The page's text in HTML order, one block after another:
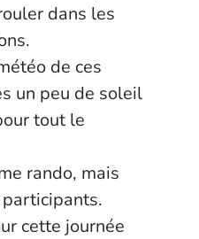
dans les
de ces
un peu de soleil
tout le
rando, mais
cette journée